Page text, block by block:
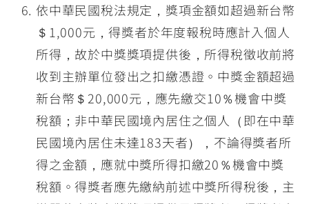
依中華民國稅法規定，獎項金額如超過新台幣
＄1,000元，得獎者於年度報稅時應計入個人
所得，故於中獎獎項提供後，所得稅徵收前將
收到主辦單位發出之扣繳憑證。中獎金額超過
新台幣＄20,000元，應先繳交10％機會中獎
稅額；非中華民國境內居住之個人（即在中華
民國境內居住未達183天者），不論得獎者所
得之金額，應就中獎所得扣繳20％機會中獎
稅額。得獎者應先繳納前述中獎所得稅後，主